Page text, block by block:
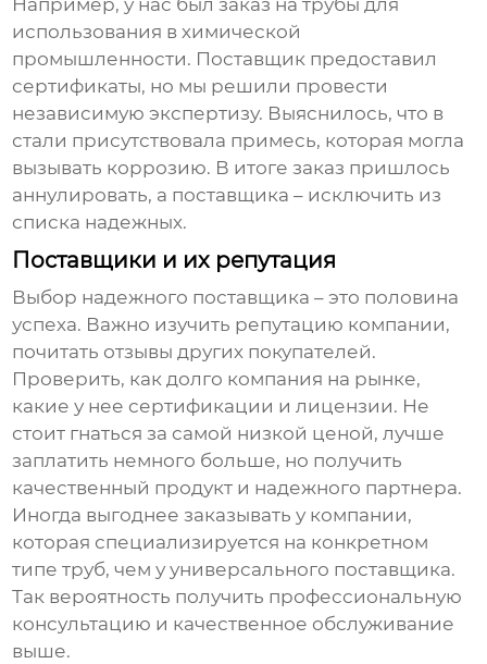
Например, у нас был заказ на трубы для
использования в химической
промышленности. Поставщик предоставил
сертификаты, но мы решили провести
независимую экспертизу. Выяснилось, что в
стали присутствовала примесь, которая могла
вызывать коррозию. В итоге заказ пришлось
аннулировать, а поставщика – исключить из
списка надежных.
Поставщики и их репутация
Выбор надежного поставщика – это половина
успеха. Важно изучить репутацию компании,
почитать отзывы других покупателей.
Проверить, как долго компания на рынке,
какие у нее сертификации и лицензии. Не
стоит гнаться за самой низкой ценой, лучше
заплатить немного больше, но получить
качественный продукт и надежного партнера.
Иногда выгоднее заказывать у компании,
которая специализируется на конкретном
типе труб, чем у универсального поставщика.
Так вероятность получить профессиональную
консультацию и качественное обслуживание
выше.